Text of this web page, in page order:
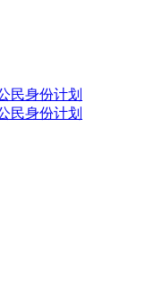
民身份计划
民身份计划